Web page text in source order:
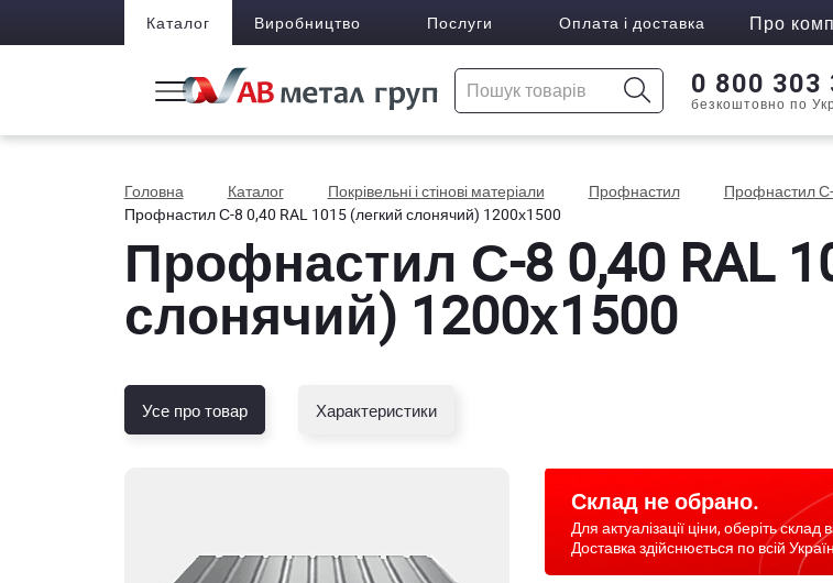
Каталог Виробництво Послуги Оплата і доставка Про
0 800 303
безкоштовно по
Головна Каталог Покрівельні і стінові матеріали Профнастил
Профнастил
Профнастил С-8 0,40 RAL 1015 (легкий слонячий) 1200х1500
Профнастил С-8 0,40 RAL
слонячий) 1200х1500
Усе про товар Характеристики
Склад не обрано.
Для актуалізації ціни, оберіть склад
Доставка здійснюється по всій